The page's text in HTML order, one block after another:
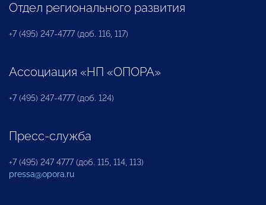
Отдел регионального развития
+7 (495) 247-4777 (доб. 116, 117)
Ассоциация «НП «ОПОРА»
+7 (495) 247-4777 (доб. 124)
Пресс-служба
+7 (495) 247 4777 (доб. 115, 114, 113)
pressa@opora.ru